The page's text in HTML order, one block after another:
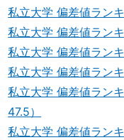
私立大学 偏差値ラン
私立大学 偏差値ラン
私立大学 偏差値ラン
私立大学 偏差値ラン
私立大学 偏差値ラン
47.5）
私立大学 偏差値ラン